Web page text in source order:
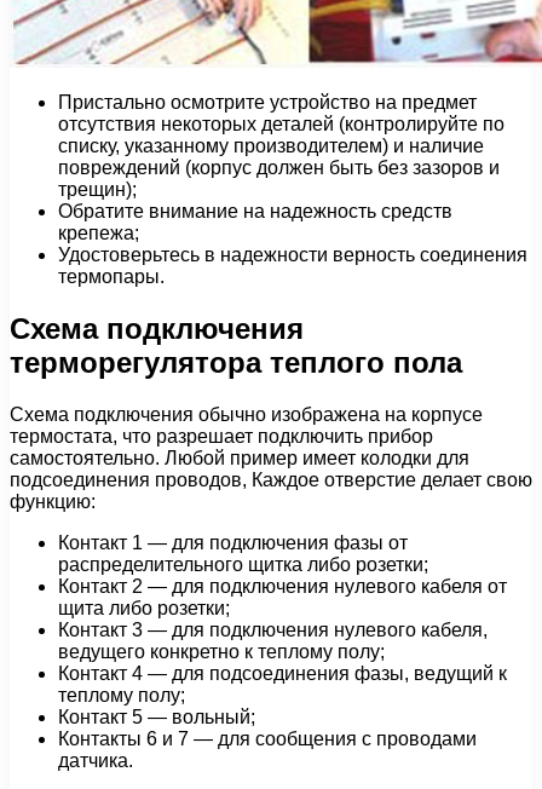
Пристально осмотрите устройство на предмет
отсутствия некоторых деталей (контролируйте по
списку, указанному производителем) и наличие
повреждений (корпус должен быть без зазоров и
трещин);
Обратите внимание на надежность средств
крепежа;
Удостоверьтесь в надежности верность соединения
термопары.
Схема подключения
терморегулятора теплого пола
Схема подключения обычно изображена на корпусе
термостата, что разрешает подключить прибор
самостоятельно. Любой пример имеет колодки для
подсоединения проводов, Каждое отверстие делает свою
функцию:
Контакт 1 — для подключения фазы от
распределительного щитка либо розетки;
Контакт 2 — для подключения нулевого кабеля от
щита либо розетки;
Контакт 3 — для подключения нулевого кабеля,
ведущего конкретно к теплому полу;
Контакт 4 — для подсоединения фазы, ведущий к
теплому полу;
Контакт 5 — вольный;
Контакты 6 и 7 — для сообщения с проводами
датчика.